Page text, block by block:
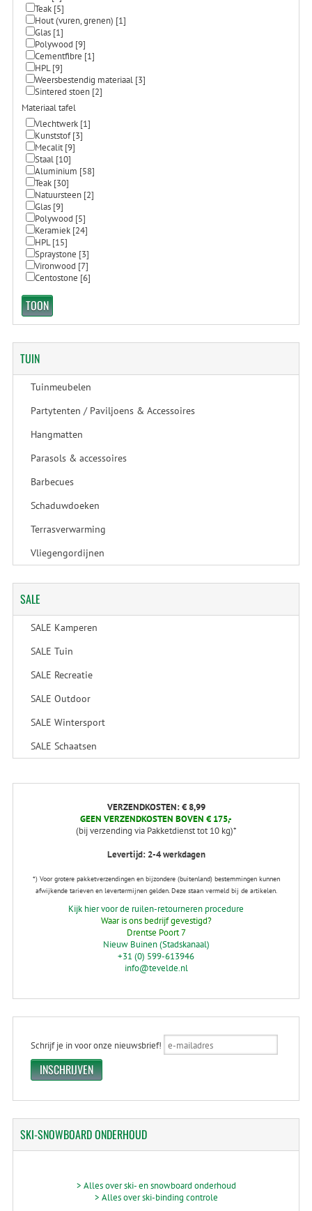
Teak[5]
Hout (vuren, grenen) [1]
Glas[1]
Polywood [9]
Cementfibre [1]
HPL[9]
Weersbestendig materiaal[3]
Sintered stoen[2]
Materiaal tafel
Vlechtwerk[1]
Kunststof[3]
Mecalit[9]
Staal[10]
Aluminium [58]
Teak[30]
Natuursteen[2]
Glas[9]
Polywood [5]
Keramiek[24]
HPL[15]
Spraystone [3]
Vironwood [7]
Centostone [6]
TUIN
Tuinmeubelen
Partytenten / Paviljoens & Accessoires
Hangmatten
Parasols & accessoires
Barbecues
Schaduwdoeken
Terrasverwarming
Vliegengordijnen
SALE
SALE Kamperen
SALE Tuin
SALE Recreatie
SALE Outdoor
SALE Wintersport
SALE Schaatsen
VERZENDKOSTEN: € 8,99
GEEN VERZENDKOSTEN BOVEN € 175,-
(bij verzending via Pakketdienst tot 10 kg)*
Levertijd: 2-4 werkdagen
*) Voor grotere pakketverzendingen en bijzondere (buitenland) bestemmingen kunnen
afwijkende tarieven en levertermijnen gelden. Deze staan vermeld bij de artikelen.
Kijk hier voor de ruilen-retourneren procedure
Waar is ons bedrijf gevestigd?
Drentse Poort 7
Nieuw Buinen (Stadskanaal)
+31 (0) 599-613946
info@tevelde.nl
Schrijf je in voor onze nieuwsbrief!
SKI-SNOWBOARDONDERHOUD
> Alles over ski- en snowboard onderhoud
> Alles over ski-binding controle